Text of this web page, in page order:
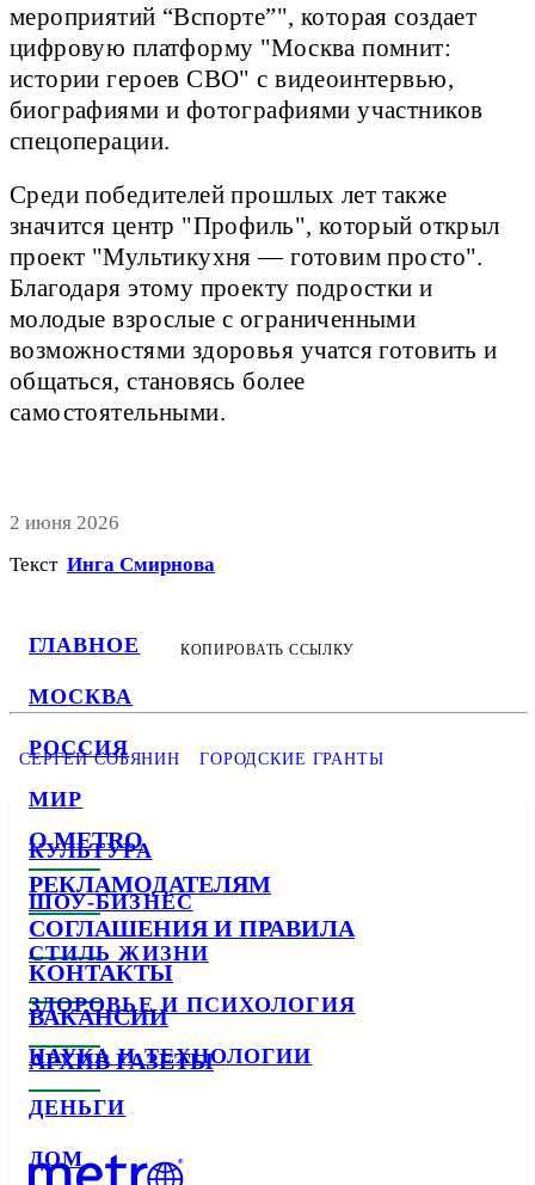
ГЛАВНОЕ
МОСКВА
РОССИЯ
МИР
КУЛЬТУРА
ШОУ-БИЗНЕС
СТИЛЬ ЖИЗНИ
ЗДОРОВЬЕ И ПСИХОЛОГИЯ
НАУКА И ТЕХНОЛОГИИ
ДЕНЬГИ
ДОМ
мероприятий “Вспорте”", которая создает
цифровую платформу "Москва помнит:
истории героев СВО" с видеоинтервью,
биографиями и фотографиями участников
спецоперации.
Среди победителей прошлых лет также
значится центр "Профиль", который открыл
проект "Мультикухня — готовим просто".
Благодаря этому проекту подростки и
молодые взрослые с ограниченными
возможностями здоровья учатся готовить и
общаться, становясь более
самостоятельными.
2 июня 2026
Текст Инга Смирнова
КОПИРОВАТЬ ССЫЛКУ
CЕРГЕЙ СОБЯНИН ГОРОДСКИЕ ГРАНТЫ
О METRO
РЕКЛАМОДАТЕЛЯМ
СОГЛАШЕНИЯ И ПРАВИЛА
КОНТАКТЫ
ВАКАНСИИ
АРХИВ ГАЗЕТЫ